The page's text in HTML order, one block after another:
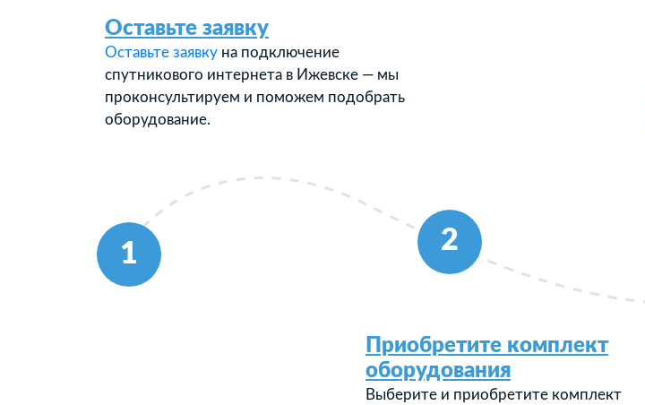
1
2
Оставьте заявку
Оставьте заявку на подключение
спутникового интернета в Ижевске — мы
проконсультируем и поможем подобрать
оборудование.
Приобретите комплект
оборудования
Выберите и приобретите комплект